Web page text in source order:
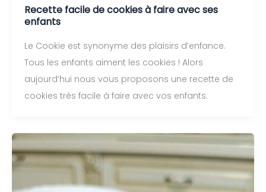
Recette facile de cookies à faire avec ses
enfants
Le Cookie est synonyme des plaisirs d’enfance.
Tous les enfants aiment les cookies ! Alors
aujourd’hui nous vous proposons une recette de
cookies très facile à faire avec vos enfants.